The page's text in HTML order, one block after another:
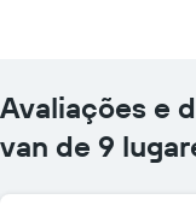
O
gráfico
tem
Avaliações e
van de 9